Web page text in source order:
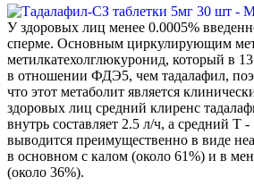
У здоровых лиц менее 0.0005%
сперме. Основным циркулирующим
метилкатехолглюкуронид, который в
в отношении ФДЭ5, чем тадалафил,
что этот метаболит является
здоровых лиц средний клиренс
внутрь составляет 2.5 л/ч, а средний T
выводится преимущественно в виде
в основном с калом (около 61%) и в
(около 36%).